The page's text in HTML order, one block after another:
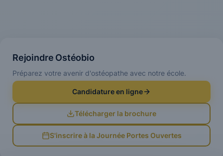
Rejoindre Ostéobio
Préparez votre avenir d'ostéopathe avec notre école.
Candidature en ligne
Télécharger la brochure
S'inscrire à la Journée Portes Ouvertes